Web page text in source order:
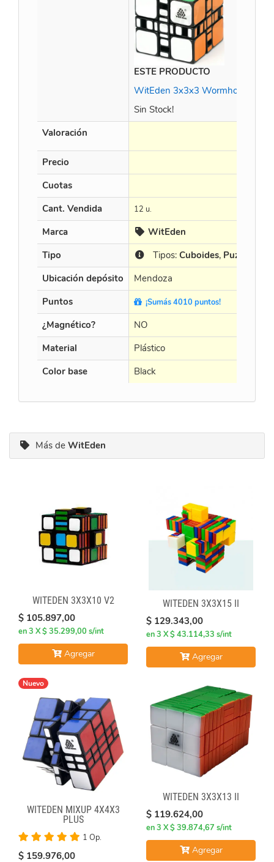
ESTE PRODUCTO
WitEden 3x3x3 Wormhole Plus
Sin Stock!
Valoración
Precio
Cuotas
Cant. Vendida
12 u.
Marca
WitEden
Tipo
Tipos: Cuboides, Puzzle
Ubicación depósito
Mendoza
Puntos
¡Sumás 4010 puntos!
¿Magnético?
NO
Material
Plástico
Color base
Black
Más de WitEden
WITEDEN 3X3X10 V2
$ 105.897,00
en 3 X $ 35.299,00 s/int
Agregar
WITEDEN 3X3X15 II
$ 129.343,00
en 3 X $ 43.114,33 s/int
Agregar
Nuevo
WITEDEN MIXUP 4X4X3
PLUS
1 Op.
$ 159.976,00
WITEDEN 3X3X13 II
$ 119.624,00
en 3 X $ 39.874,67 s/int
Agregar